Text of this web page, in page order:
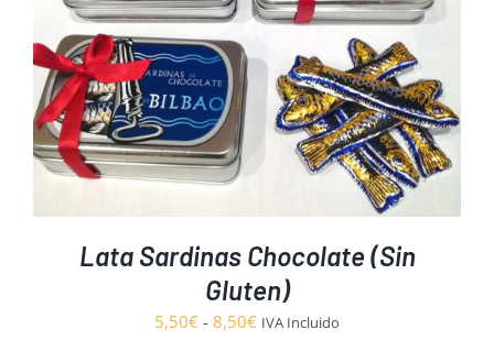
Lata Sardinas Chocolate (Sin
Gluten)
5,50€ - 8,50€ Rango
IVA Incluido